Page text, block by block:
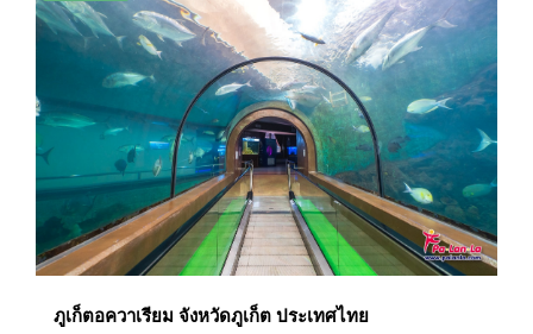
ภูเก็ตอควาเรียม จังหวัดภูเก็ต ประเทศไทย